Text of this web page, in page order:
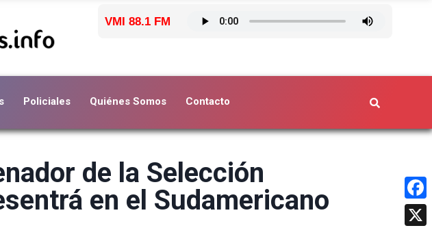
VMI 88.1 FM
Policiales Quiénes Somos Contacto
de la Selección
en el Sudamericano